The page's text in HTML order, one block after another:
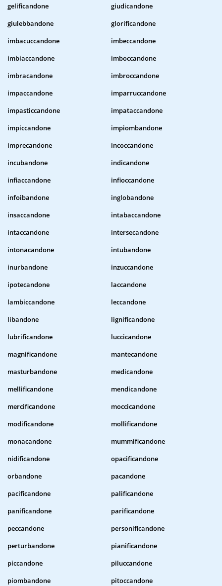
gelificandone
giudicandone
giulebbandone
glorificandone
imbacuccandone
imbeccandone
imbiaccandone
imboccandone
imbracandone
imbroccandone
impaccandone
imparruccandone
impasticcandone
impataccandone
impiccandone
impiombandone
imprecandone
incoccandone
incubandone
indicandone
infiaccandone
infioccandone
infoibandone
inglobandone
insaccandone
intabaccandone
intaccandone
intersecandone
intonacandone
intubandone
inurbandone
inzuccandone
ipotecandone
laccandone
lambiccandone
leccandone
libandone
lignificandone
lubrificandone
luccicandone
magnificandone
mantecandone
masturbandone
medicandone
mellificandone
mendicandone
mercificandone
moccicandone
modificandone
mollificandone
monacandone
mummificandone
nidificandone
opacificandone
orbandone
pacandone
pacificandone
palificandone
panificandone
parificandone
peccandone
personificandone
perturbandone
pianificandone
piccandone
piluccandone
piombandone
pitoccandone